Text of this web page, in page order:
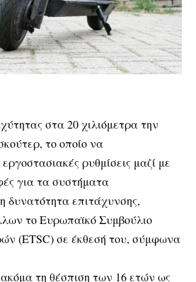
στα 20 χιλιόμετρα την
το οποίο να
ρυθμίσεις μαζί με
για τα συστήματα
δυνατότητα επιτάχυνσης,
το Ευρωπαϊκό Συμβούλιο
(ETSC) σε έκθεσή του, σύμφωνα
τη θέσπιση των 16 ετών ως